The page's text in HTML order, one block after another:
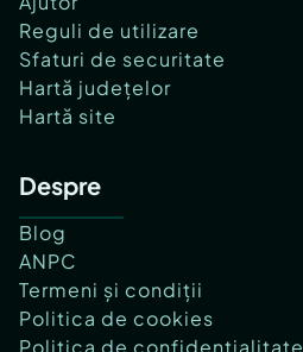
Reguli de utilizare
Sfaturi de securitate
Hartă județelor
Hartă site
Despre
Blog
ANPC
Termeni și condiții
Politica de cookies
Politica de confidențialitate